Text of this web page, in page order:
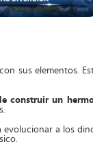
sus elementos.
construir un
evolucionar a los